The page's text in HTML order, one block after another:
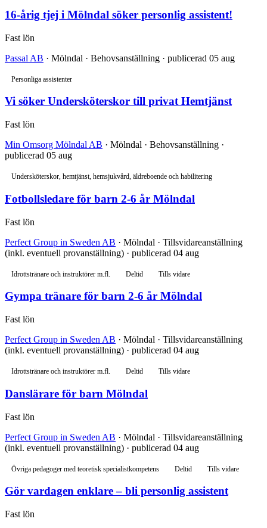
16-årig tjej i Mölndal söker personlig assistent!
Fast lön
Passal AB · Mölndal · Behovsanställning · publicerad 05 aug
Personliga assistenter
Vi söker Undersköterskor till privat Hemtjänst
Fast lön
Min Omsorg Mölndal AB · Mölndal · Behovsanställning ·
publicerad 05 aug
Undersköterskor, hemtjänst, hemsjukvård, äldreboende och habilitering
Fotbollsledare för barn 2-6 år Mölndal
Fast lön
Perfect Group in Sweden AB · Mölndal · Tillsvidareanställning
(inkl. eventuell provanställning) · publicerad 04 aug
Idrottstränare och instruktörer m.fl. Deltid Tills vidare
Gympa tränare för barn 2-6 år Mölndal
Fast lön
Perfect Group in Sweden AB · Mölndal · Tillsvidareanställning
(inkl. eventuell provanställning) · publicerad 04 aug
Idrottstränare och instruktörer m.fl. Deltid Tills vidare
Danslärare för barn Mölndal
Fast lön
Perfect Group in Sweden AB · Mölndal · Tillsvidareanställning
(inkl. eventuell provanställning) · publicerad 04 aug
Övriga pedagoger med teoretisk specialistkompetens Deltid Tills vidare
Gör vardagen enklare – bli personlig assistent
Fast lön